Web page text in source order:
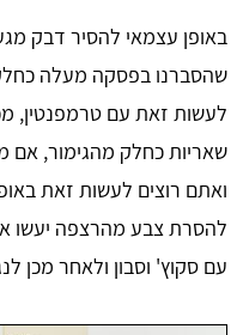
באופן עצמאי להסיר דבק
שהסברנו בפסקה מעלה
לעשות זאת עם טרמפנטין,
שאריות כחלק מהגימור, אם
ואתם רוצים לעשות זאת
להסרת צבע מהרצפה יעשו
עם סקוץ' וסבון ולאחר מכן